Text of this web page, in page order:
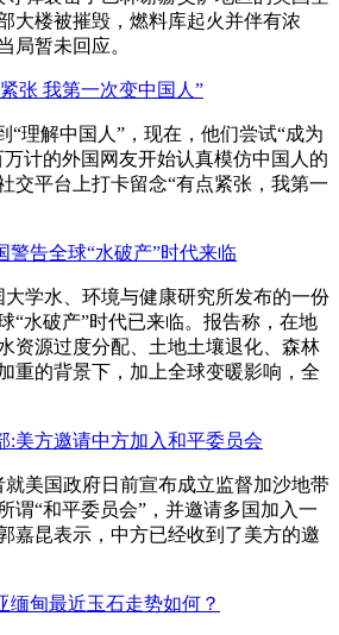
大楼被摧毁，燃料库起火并伴有浓
局暂未回应。‌‌
张 我第一次变中国人”
“理解中国人”，现在，他们尝试“成为
计的外国网友开始认真模仿中国人的
交平台上打卡留念“有点紧张，我第一
警告全球“水破产”时代来临
大学水、环境与健康研究所发布的一份
“水破产”时代已来临。报告称，在地
资源过度分配、土地土壤退化、森林
重的背景下，加上全球变暖影响，全
:美方邀请中方加入和平委员会
就美国政府日前宣布成立监督加沙地带
谓“和平委员会”，并邀请多国加入一
嘉昆表示，中方已经收到了美方的邀
缅甸最近玉石走势如何？